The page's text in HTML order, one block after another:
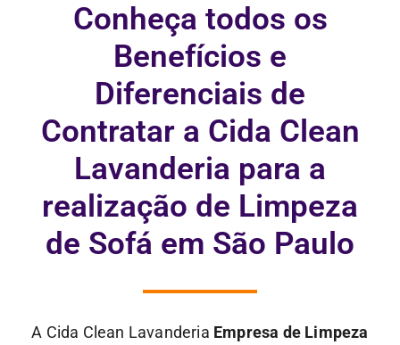
Conheça todos os
Benefícios e
Diferenciais de
Contratar a Cida Clean
Lavanderia para a
realização de Limpeza
de Sofá em São Paulo
A Cida Clean Lavanderia Empresa de Limpeza